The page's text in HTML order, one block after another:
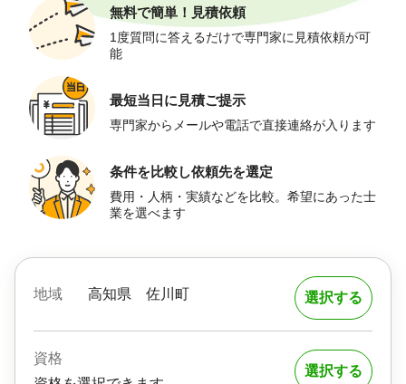
無料で簡単！ 見積依頼
1度質問に答えるだけで専門家に見積依頼が可
能
最短当日に 見積ご提示
専門家からメールや電話で直接連絡が入ります
条件を比較し依頼先を選定
費用・人柄・実績などを比較。希望にあった士
業を選べます
地域 高知県 佐川町 選択する
資格
選択する